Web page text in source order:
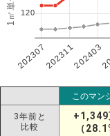
202307202311202403
120
このマン
3年前と
比較
+1,349
（